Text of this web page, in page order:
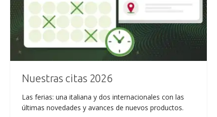
Nuestras citas 2026
Las ferias: una italiana y dos internacionales con las
últimas novedades y avances de nuevos productos.